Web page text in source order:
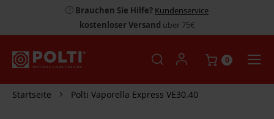
Brauchen Sie Hilfe? Kundenservice
kostenloser Versand über 75€
0
Startseite Polti Vaporella Express VE30.40